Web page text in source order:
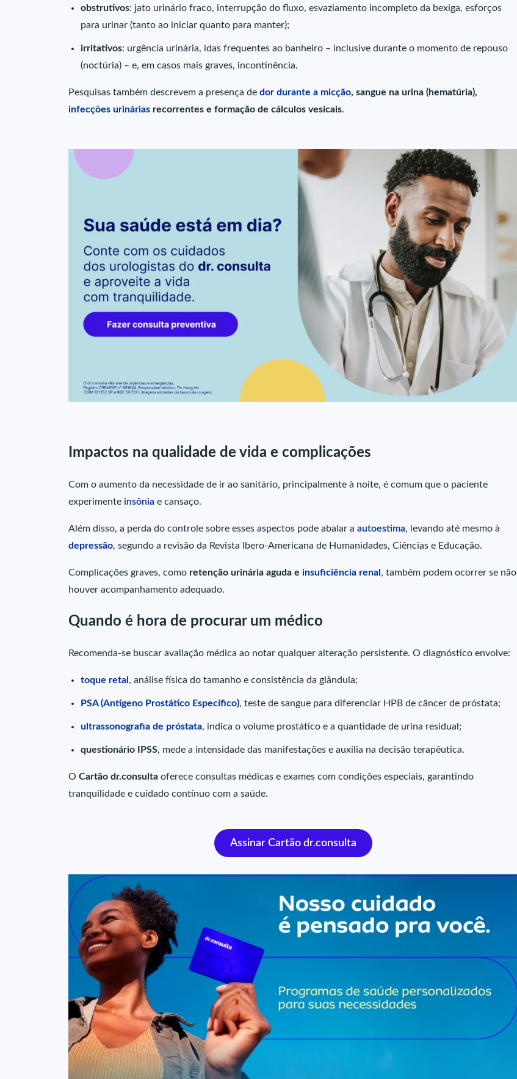
obstrutivos: jato urinário fraco, interrupção do fluxo, esvaziamento incompleto da bexiga, esforços
para urinar (tanto ao iniciar quanto para manter);
irritativos: urgência urinária, idas frequentes ao banheiro – inclusive durante o momento de repouso
(noctúria) – e, em casos mais graves, incontinência.
Pesquisas também descrevem a presença de dor durante a micção, sangue na urina (hematúria),
infecções urinárias recorrentes e formação de cálculos vesicais.
Impactos na qualidade de vida e complicações
Com o aumento da necessidade de ir ao sanitário, principalmente à noite, é comum que o paciente
experimente insônia e cansaço.
Além disso, a perda do controle sobre esses aspectos pode abalar a autoestima, levando até mesmo à
depressão, segundo a revisão da Revista Ibero-Americana de Humanidades, Ciências e Educação.
Complicações graves, como retenção urinária aguda e insuficiência renal , também podem ocorrer se não
houver acompanhamento adequado.
Quando é hora de procurar um médico
Recomenda-se buscar avaliação médica ao notar qualquer alteração persistente. O diagnóstico envolve:
toque retal , análise física do tamanho e consistência da glândula;
PSA (Antígeno Prostático Específico), teste de sangue para diferenciar HPB de câncer de próstata;
ultrassonografia de próstata, indica o volume prostático e a quantidade de urina residual;
questionário IPSS, mede a intensidade das manifestações e auxilia na decisão terapêutica.
O Cartão dr.consulta oferece consultas médicas e exames com condições especiais, garantindo
tranquilidade e cuidado contínuo com a saúde.
Assinar Cartão dr.consulta